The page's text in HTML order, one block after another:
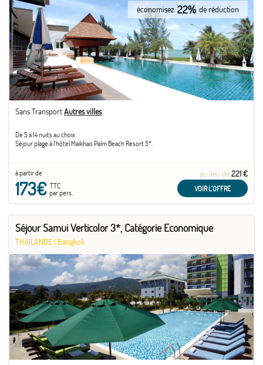
économisez 22% de réduction
Sans TransportAutres villes
De 5 à 14 nuits au choix
Séjour plage à l'hôtel Maikhao Palm Beach Resort 5*.
à partir de
173€TTC
par pers.
au lieu de221 €
VOIR L'OFFRE
Séjour Samui Verticolor 3*, Catégorie Economique
THAÏLANDE | Bangkok